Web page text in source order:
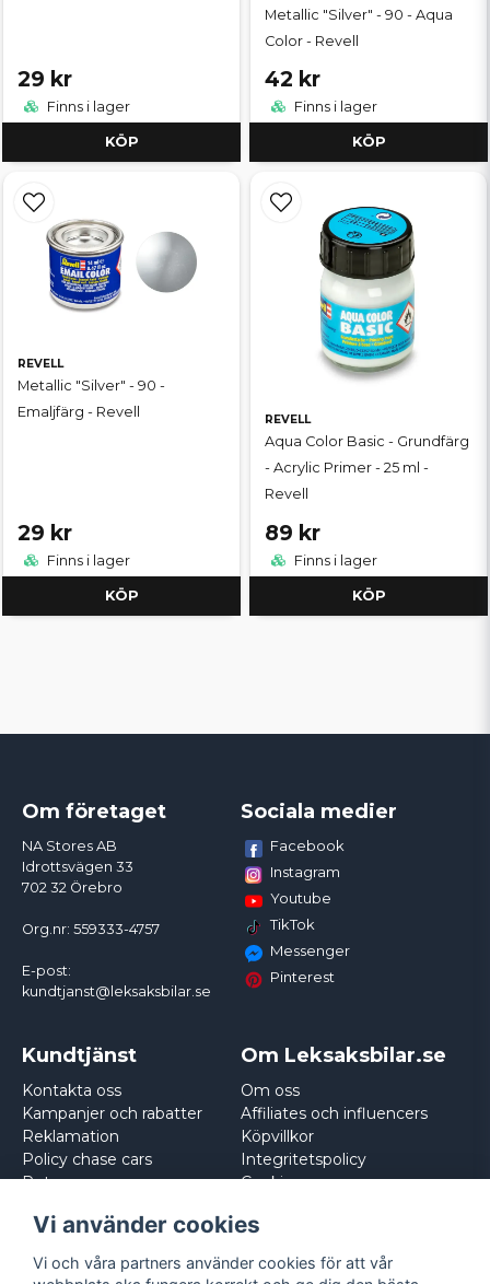
29 kr
Finns i lager
KÖP
Metallic "Silver" - 90 - Aqua
Color - Revell
42 kr
Finns i lager
KÖP
REVELL
Metallic "Silver" - 90 -
Emaljfärg - Revell
29 kr
Finns i lager
KÖP
REVELL
Aqua Color Basic - Grundfärg
- Acrylic Primer - 25 ml -
Revell
89 kr
Finns i lager
KÖP
Om företaget
NA Stores AB
Idrottsvägen 33
702 32 Örebro
Org.nr: 559333-4757
E-post:
kundtjanst@leksaksbilar.se
Sociala medier
Facebook
Instagram
Youtube
TikTok
Messenger
Pinterest
Kundtjänst
Kontakta oss
Kampanjer och rabatter
Reklamation
Policy chase cars
Returnera
Om Leksaksbilar.se
Om oss
Affiliates och influencers
Köpvillkor
Integritetspolicy
Cookies
Vi använder cookies
Vi och våra partners använder cookies för att vår